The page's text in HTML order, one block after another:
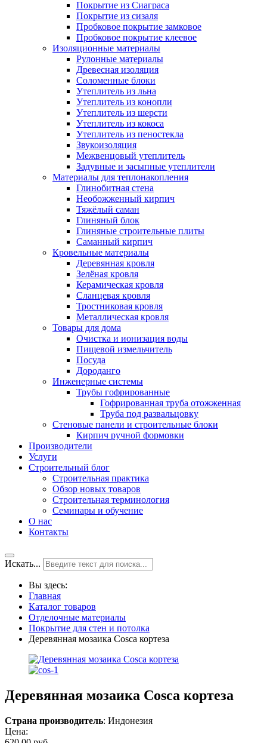
Покрытие из Сиаграса
Покрытие из сизаля
Пробковое покрытие замковое
Пробковое покрытие клеевое
Изоляционные материалы
Рулонные материалы
Древесная изоляция
Соломенные блоки
Утеплитель из льна
Утеплитель из конопли
Утеплитель из шерсти
Утеплитель из кокоса
Утеплитель из пеностекла
Звукоизоляция
Межвенцовый утеплитель
Задувные и засыпные утеплители
Материалы для теплонакопления
Глинобитная стена
Необожженный кирпич
Тяжёлый саман
Глиняный блок
Глиняные строительные плиты
Саманный кирпич
Кровельные материалы
Деревянная кровля
Зелёная кровля
Керамическая кровля
Сланцевая кровля
Тростниковая кровля
Металлическая кровля
Товары для дома
Очистка и ионизация воды
Пищевой измельчитель
Посуда
Дороданго
Инженерные системы
Трубы гофрированные
Гофрированная труба отожженная
Труба под развальцовку
Стеновые панели и строительные блоки
Кирпич ручной формовки
Производители
Услуги
Строительный блог
Строительная практика
Обзор новых товаров
Строительная терминология
Семинары и обучение
О нас
Контакты
Искать...
Вы здесь:
Главная
Каталог товаров
Отделочные материалы
Покрытие для стен и потолка
Деревянная мозаика Cosca кортеза
Деревянная мозаика Cosca кортеза
Страна производитель: Индонезия
Цена: